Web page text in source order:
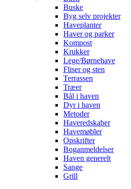
Buske
Byg selv projekter
Haveplanter
Haver og parker
Kompost
Krukker
Lege/Børnehave
Fliser og sten
Terrassen
Træer
Bål i haven
Dyr i haven
Metoder
Haveredskaber
Havemøbler
Opskrifter
Boganmeldelser
Haven generelt
Sange
Grill